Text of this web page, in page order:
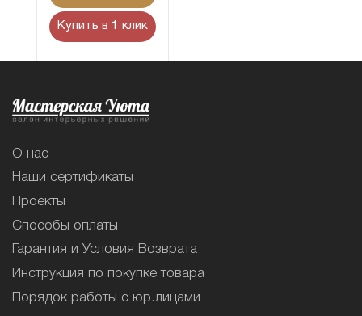
Купить в 1 клик
О нас
Наши сертификаты
Проекты
Способы оплаты
Гарантия и Условия Возврата
Инструкция по покупке товара
Порядок работы с юр.лицами